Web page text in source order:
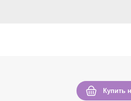
Купить